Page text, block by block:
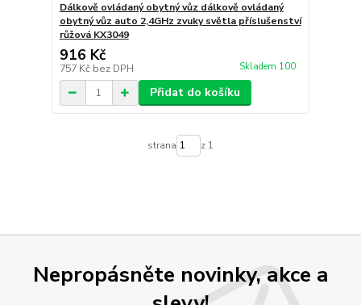
Dálkově ovládaný obytný vůz dálkově ovládaný
obytný vůz auto 2,4GHz zvuky světla příslušenství
růžová KX3049
916 Kč
757 Kč bez DPH Skladem 100
Přidat do košíku
strana z 1
Nepropásněte novinky, akce a